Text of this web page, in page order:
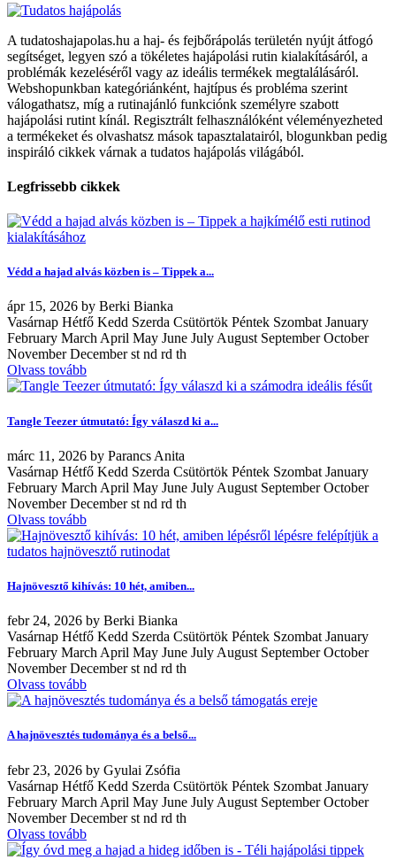
A tudatoshajapolas.hu a haj- és fejbőrápolás területén nyújt átfogó
segítséget, legyen szó a tökéletes hajápolási rutin kialakításáról, a
problémák kezeléséről vagy az ideális termékek megtalálásáról.
Webshopunkban kategóriánként, hajtípus és probléma szerint
válogathatsz, míg a rutinajánló funkciónk személyre szabott
hajápolási rutint kínál. Regisztrált felhasználóként véleményezheted
a termékeket és olvashatsz mások tapasztalatairól, blogunkban pedig
inspiráló cikkek várnak a tudatos hajápolás világából.
Legfrissebb cikkek
Védd a hajad alvás közben is – Tippek a...
ápr 15, 2026 by Berki Bianka
Vasárnap Hétfő Kedd Szerda Csütörtök Péntek Szombat January
February March April May June July August September October
November December st nd rd th
Olvass tovább
Tangle Teezer útmutató: Így válaszd ki a...
márc 11, 2026 by Parancs Anita
Vasárnap Hétfő Kedd Szerda Csütörtök Péntek Szombat January
February March April May June July August September October
November December st nd rd th
Olvass tovább
Hajnövesztő kihívás: 10 hét, amiben...
febr 24, 2026 by Berki Bianka
Vasárnap Hétfő Kedd Szerda Csütörtök Péntek Szombat January
February March April May June July August September October
November December st nd rd th
Olvass tovább
A hajnövesztés tudománya és a belső...
febr 23, 2026 by Gyulai Zsófia
Vasárnap Hétfő Kedd Szerda Csütörtök Péntek Szombat January
February March April May June July August September October
November December st nd rd th
Olvass tovább